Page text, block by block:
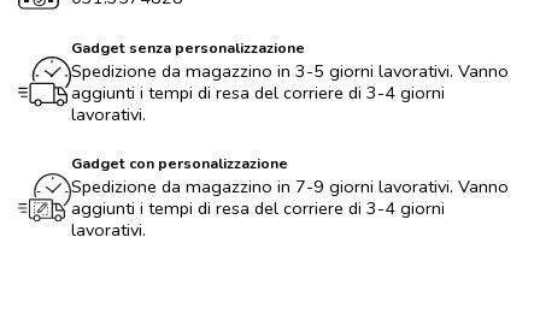
Gadget senza personalizzazione
Spedizione da magazzino in 3-5 giorni lavorativi. Vanno
aggiunti i tempi di resa del corriere di 3-4 giorni
lavorativi.
Gadget con personalizzazione
Spedizione da magazzino in 7-9 giorni lavorativi. Vanno
aggiunti i tempi di resa del corriere di 3-4 giorni
lavorativi.